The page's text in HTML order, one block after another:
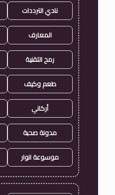
نادي الترددات
المعارف
رمح التقنية
طعم وكيف
أركاني
مدونة صحبة
موسوعة انوار